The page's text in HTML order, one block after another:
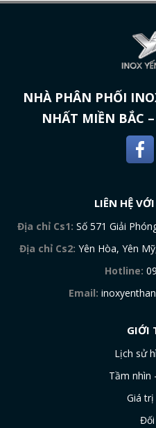
NHÀ PHÂN PHỐI
NHẤT MIỀN BẮC
LIÊN HỆ
Địa chỉ Cs1: Số 571 Giải
Địa chỉ Cs2: Yên Hòa, Yên
Hotline:
Email:
GIỚI
Lịch sử
Tầm nhìn
Giá